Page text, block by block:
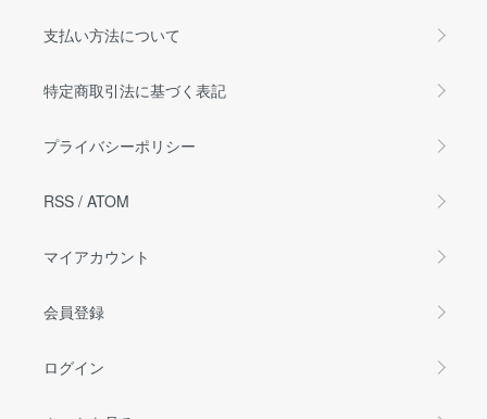
支払い方法について
特定商取引法に基づく表記
プライバシーポリシー
RSS / ATOM
マイアカウント
会員登録
ログイン